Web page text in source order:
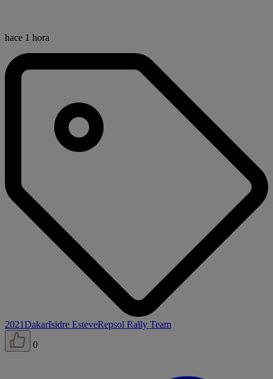
hace 1 hora
2021DakarIsidre EsteveRepsol Rally Team
0